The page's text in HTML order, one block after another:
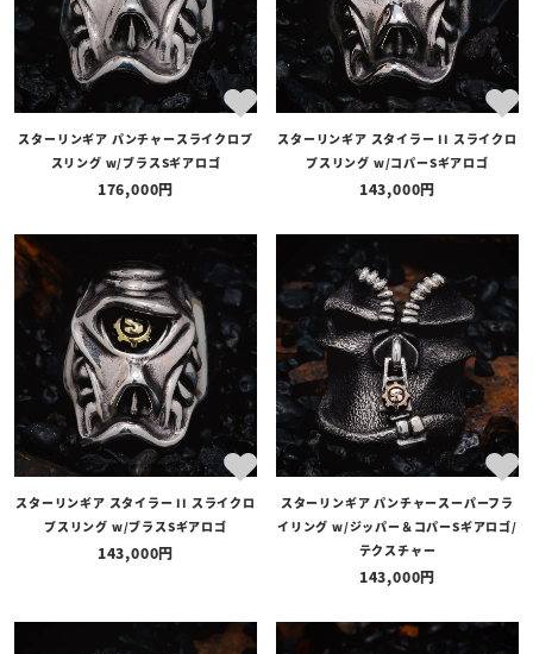
スターリンギア パンチャースライクロプ
スリング w/ブラスSギアロゴ
176,000
スターリンギア スタイラー II スライクロ
プスリング w/コパーSギアロゴ
143,000
スターリンギア スタイラー II スライクロ
プスリング w/ブラスSギアロゴ
143,000
スターリンギア パンチャースーパーフラ
イリング w/ジッパー＆コパーSギアロゴ/
テクスチャー
143,000